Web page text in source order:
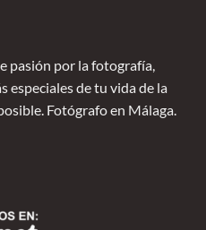
pasión por la fotografía,
especiales de tu vida de la
Fotógrafo en Málaga.